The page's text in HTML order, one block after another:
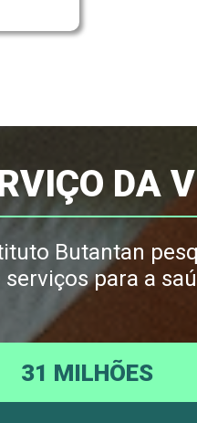
DA
Butantan
para a
31 MILHÕES